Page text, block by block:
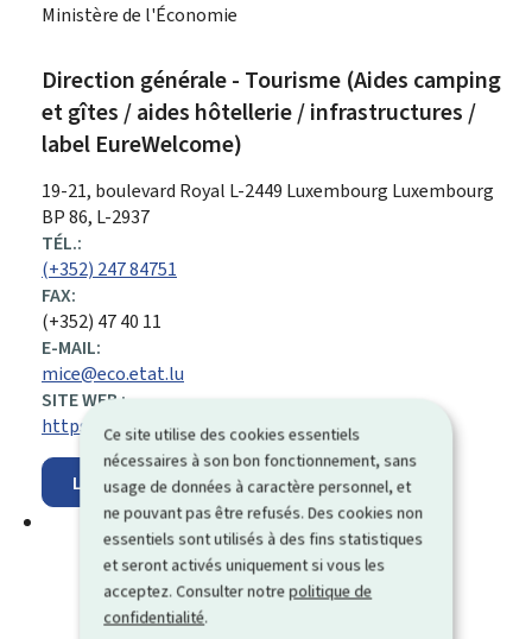
Ce site utilise des cookies essentiels
nécessaires à son bon fonctionnement, sans
usage de données à caractère personnel, et
ne pouvant pas être refusés. Des cookies non
essentiels sont utilisés à des fins statistiques
et seront activés uniquement si vous les
acceptez. Consulter notrepolitique de
confidentialité.
Ministère de l'Économie
Direction générale - Tourisme (Aides camping
et gîtes / aides hôtellerie / infrastructures /
label EureWelcome)
ADRESSE
:
19-21, boulevard Royal L-2449 Luxembourg Luxembourg
BP 86, L-2937
TÉL.:
(+352) 247 84751
FAX:
(+352) 47 40 11
E-MAIL:
mice@eco.etat.lu
SITE WEB :
https://meco.gouvernement.lu/fr.html
Localisez sur la carte